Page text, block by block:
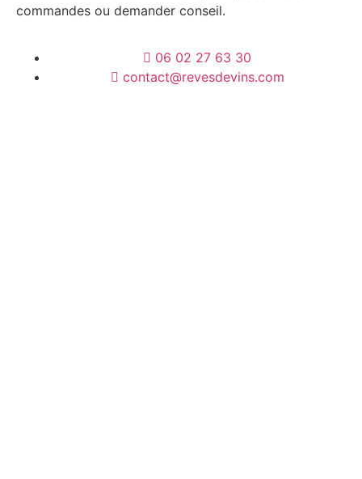
commandes ou demander conseil.
06 02 27 63 30
contact@revesdevins.com